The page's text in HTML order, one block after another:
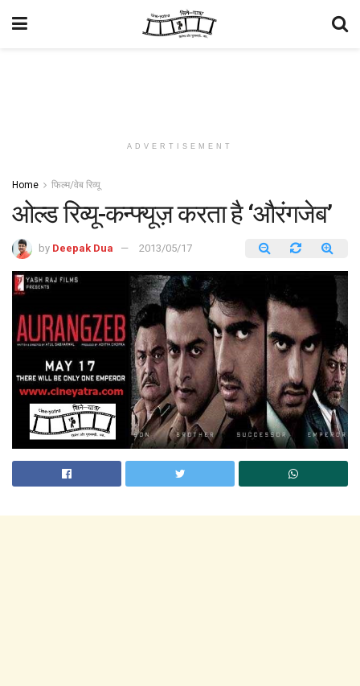
ADVERTISEMENT
Home फिल्म/वेब रिव्यू
ओल्ड रिव्यू-कन्फ्यूज़ करता है ‘औरंगजेब’
by Deepak Dua 2013/05/17